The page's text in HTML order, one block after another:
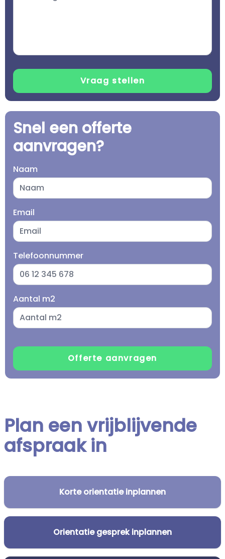
Snel een offerte
aanvragen?
Naam
Email
Telefoonnummer
Aantal m2
Plan een vrijblijvende
afspraak in
Korte orientatie inplannen
Orientatie gesprek inplannen